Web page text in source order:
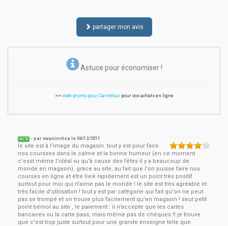
partager mon avis
Astuce pour économiser !
>> code promo pour Carrefourpour vos achats en ligne
4 / 5 - parevaninchca le06/12/2011
le site est à l'image du magasin. tout y est pour faire
nos coursses dans le calme et la bonne humeur (en ce moment
c'esst même l'idéal vu qu'à cause des fêtes il y a beaucoup de
monde en magasin). grâce au site, au fait que l'on puisse faire nos
courses en ligne et être livré rapidement est un point très positif
surtout pour moi qui n'aime pas le monde ! le site est très agréable et
trés facile d'utilisation ! tout y est par catégorie qui fait qu'on ne peut
pas se trompé et on trouve plus facilement qu'en magasin ! seul petit
point bémol au site , le paiement : il n'accepte que les cartes
bancaires ou la carte pass, mais même pas de chèques !! je trouve
que c'est trop juste surtout pour une grande enseigne telle que